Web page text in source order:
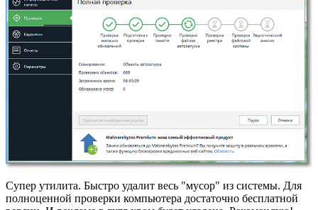
Супер утилита. Быстро удалит весь "мусор" из системы. Для
полноценной проверки компьютера достаточно бесплатной